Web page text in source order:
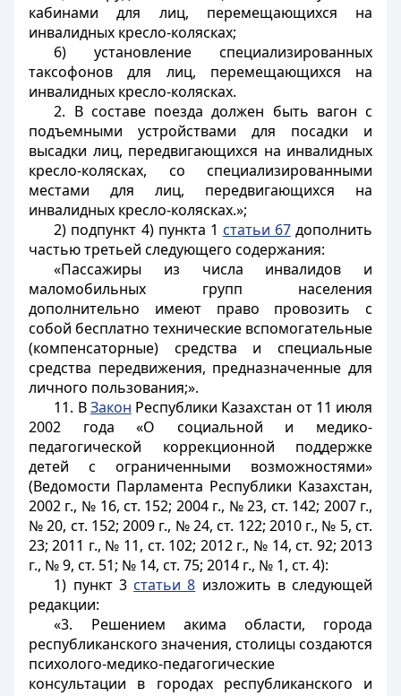
кабинами для лиц, перемещающихся на
инвалидных кресло-колясках;
6) установление специализированных
таксофонов для лиц, перемещающихся на
инвалидных кресло-колясках.
2. В составе поезда должен быть вагон с
подъемными устройствами для посадки и
высадки лиц, передвигающихся на инвалидных
кресло-колясках, со специализированными
местами для лиц, передвигающихся на
инвалидных кресло-колясках.»;
2) подпункт 4) пункта 1 статьи 67дополнить
частью третьей следующего содержания:
«Пассажиры из числа инвалидов и
маломобильных групп населения
дополнительно имеют право провозить с
собой бесплатно технические вспомогательные
(компенсаторные) средства и специальные
средства передвижения, предназначенные для
личного пользования;».
11. ВЗакон Республики Казахстан от 11 июля
2002 года «О социальной и медико-
педагогической коррекционной поддержке
детей с ограниченными возможностями»
(Ведомости Парламента Республики Казахстан,
2002 г., № 16, ст. 152; 2004 г., № 23, ст. 142; 2007 г.,
№ 20, ст. 152; 2009 г., № 24, ст. 122; 2010 г., № 5, ст.
23; 2011 г., № 11, ст. 102; 2012 г., № 14, ст. 92; 2013
г., № 9, ст. 51; № 14, ст. 75; 2014 г., № 1, ст. 4):
1) пункт 3 статьи 8 изложить в следующей
редакции:
«3. Решением акима области, города
республиканского значения, столицы создаются
психолого-медико-педагогические
консультации в городах республиканского и